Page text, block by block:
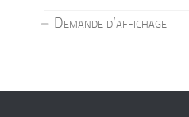
Demande d’affichage